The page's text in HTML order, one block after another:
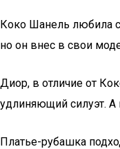
Коко Шанель любила
но он внес в свои
Диор, в отличие от
удлиняющий силуэт. А
Платье-рубашка